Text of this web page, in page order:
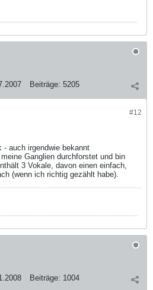
Beiträge: 5205
#12
- auch irgendwie bekannt
Ganglien durchforstet und bin
3 Vokale, davon einen einfach,
(wenn ich richtig gezählt habe).
Beiträge: 1004